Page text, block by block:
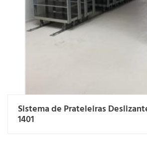
Sistema de Prateleiras
1401